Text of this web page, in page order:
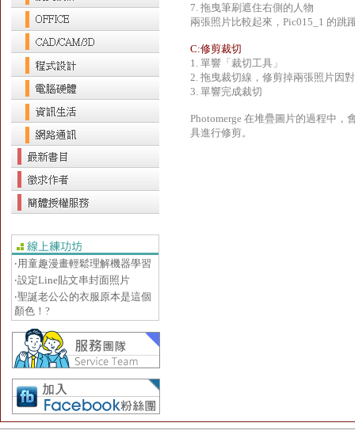
‧用童趣漫畫輕鬆理解機器學習
‧設定Line貼文串封面照片
‧聖誕老公公的衣服原本是這個
顏色！?
7. 拖曳筆刷遮住右側的人物
兩張照片比較起來，Pic015_1 的跳
C:修剪裁切
1. 單響「裁切工具」
2. 拖曳裁切線，修剪掉兩張照片因
3. 單響完成裁切
Photomerge 在堆疊圖片的過程中
具進行修剪。